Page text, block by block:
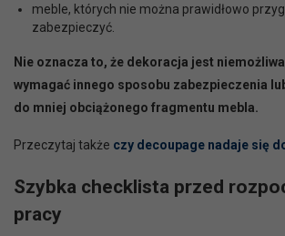
meble, których nie można prawidłowo
zabezpieczyć.
Nie oznacza to, że dekoracja jest
wymagać innego sposobu zabezpieczenia
do mniej obciążonego fragmentu mebla.
Przeczytaj także czy decoupage nadaje się
Szybka checklista przed
pracy